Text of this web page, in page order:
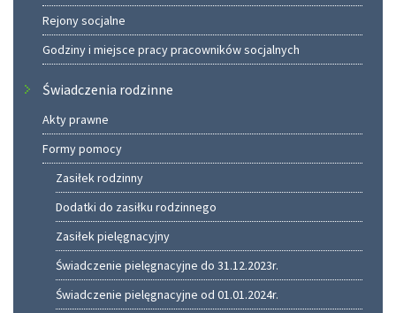
Rejony socjalne
Godziny i miejsce pracy pracowników socjalnych
Świadczenia rodzinne
Akty prawne
Formy pomocy
Zasiłek rodzinny
Dodatki do zasiłku rodzinnego
Zasiłek pielęgnacyjny
Świadczenie pielęgnacyjne do 31.12.2023r.
Świadczenie pielęgnacyjne od 01.01.2024r.